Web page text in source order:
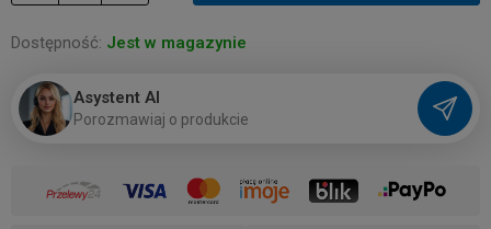
Dostępność: Jest w magazynie
Asystent AI
Porozmawiaj o produkcie